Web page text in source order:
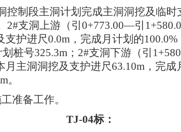
控制段主洞计划完成主洞洞挖及临时
2#支洞上游（引0+773.00—引
支护进尺0.0m，完成月计划的
桩号325.3m；2#支洞下游（引
月主洞洞挖及支护进尺63.10m，完成
。
准备工作。
TJ-04标：